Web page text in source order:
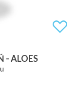
- ALOES